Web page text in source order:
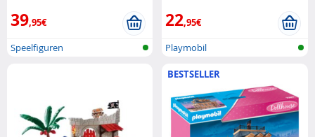
39,95€
Speelfiguren
22,95€
Playmobil
BESTSELLER